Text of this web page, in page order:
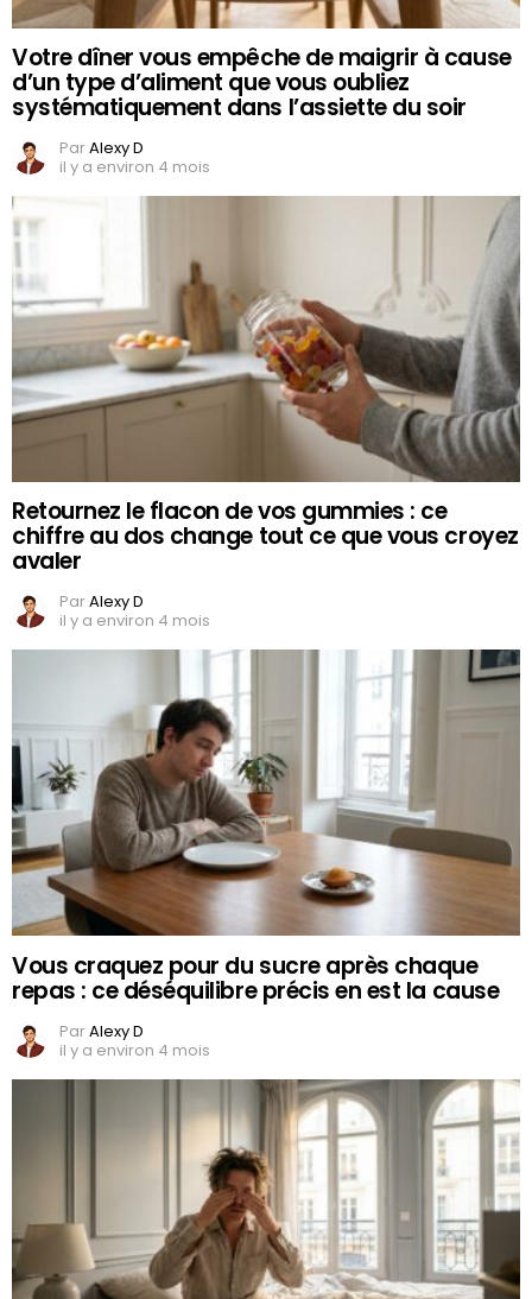
Votre dîner vous empêche de maigrir à cause
d’un type d’aliment que vous oubliez
systématiquement dans l’assiette du soir
ParAlexy D
il y a environ 4 mois
Retournez le flacon de vos gummies : ce
chiffre au dos change tout ce que vous croyez
avaler
ParAlexy D
il y a environ 4 mois
Vous craquez pour du sucre après chaque
repas : ce déséquilibre précis en est la cause
ParAlexy D
il y a environ 4 mois